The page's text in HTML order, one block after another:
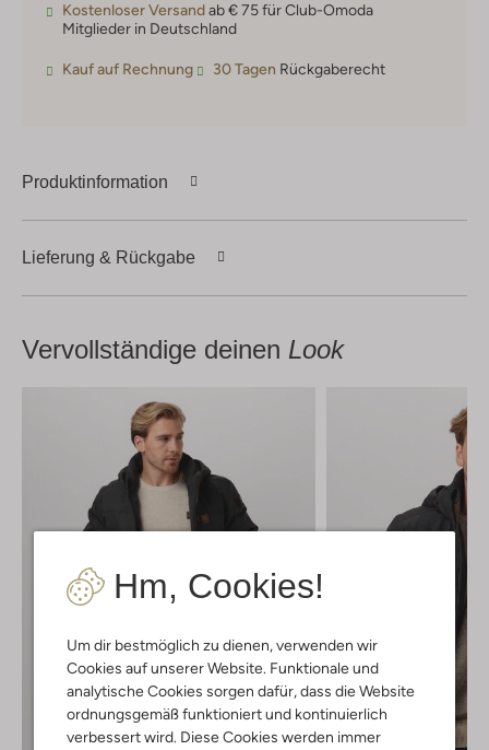
Hm, Cookies!
Um dir bestmöglich zu dienen, verwenden wir
Cookies auf unserer Website. Funktionale und
analytische Cookies sorgen dafür, dass die Website
ordnungsgemäß funktioniert und kontinuierlich
verbessert wird. Diese Cookies werden immer
Kostenloser Versandab € 75 für Club-Omoda
Mitglieder in Deutschland
Kauf auf Rechnung 30 Tagen Rückgaberecht
Produktinformation
Lieferung & Rückgabe
Vervollständige deinen Look